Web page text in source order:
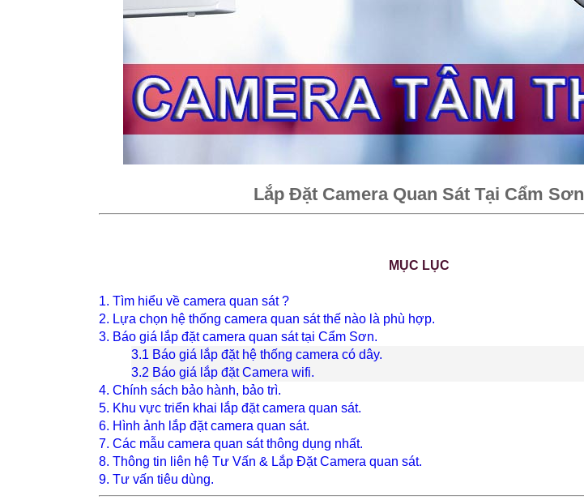
Lắp Đặt Camera Quan Sát Tại Cẩm Sơn
MỤC LỤC
1. Tìm hiểu về camera quan sát ?
2. Lựa chọn hệ thống camera quan sát thế nào là phù hợp.
3. Báo giá lắp đặt camera quan sát tại Cẩm Sơn.
3.1 Báo giá lắp đặt hệ thống camera có dây.
3.2 Báo giá lắp đặt Camera wifi.
4. Chính sách bảo hành, bảo trì.
5. Khu vực triển khai lắp đặt camera quan sát.
6. Hình ảnh lắp đặt camera quan sát.
7. Các mẫu camera quan sát thông dụng nhất.
8. Thông tin liên hệ Tư Vấn & Lắp Đặt Camera quan sát.
9. Tư vấn tiêu dùng.